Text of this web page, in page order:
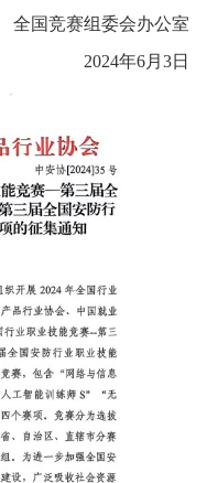
全国竞赛组委会办公室
2024年6月3日